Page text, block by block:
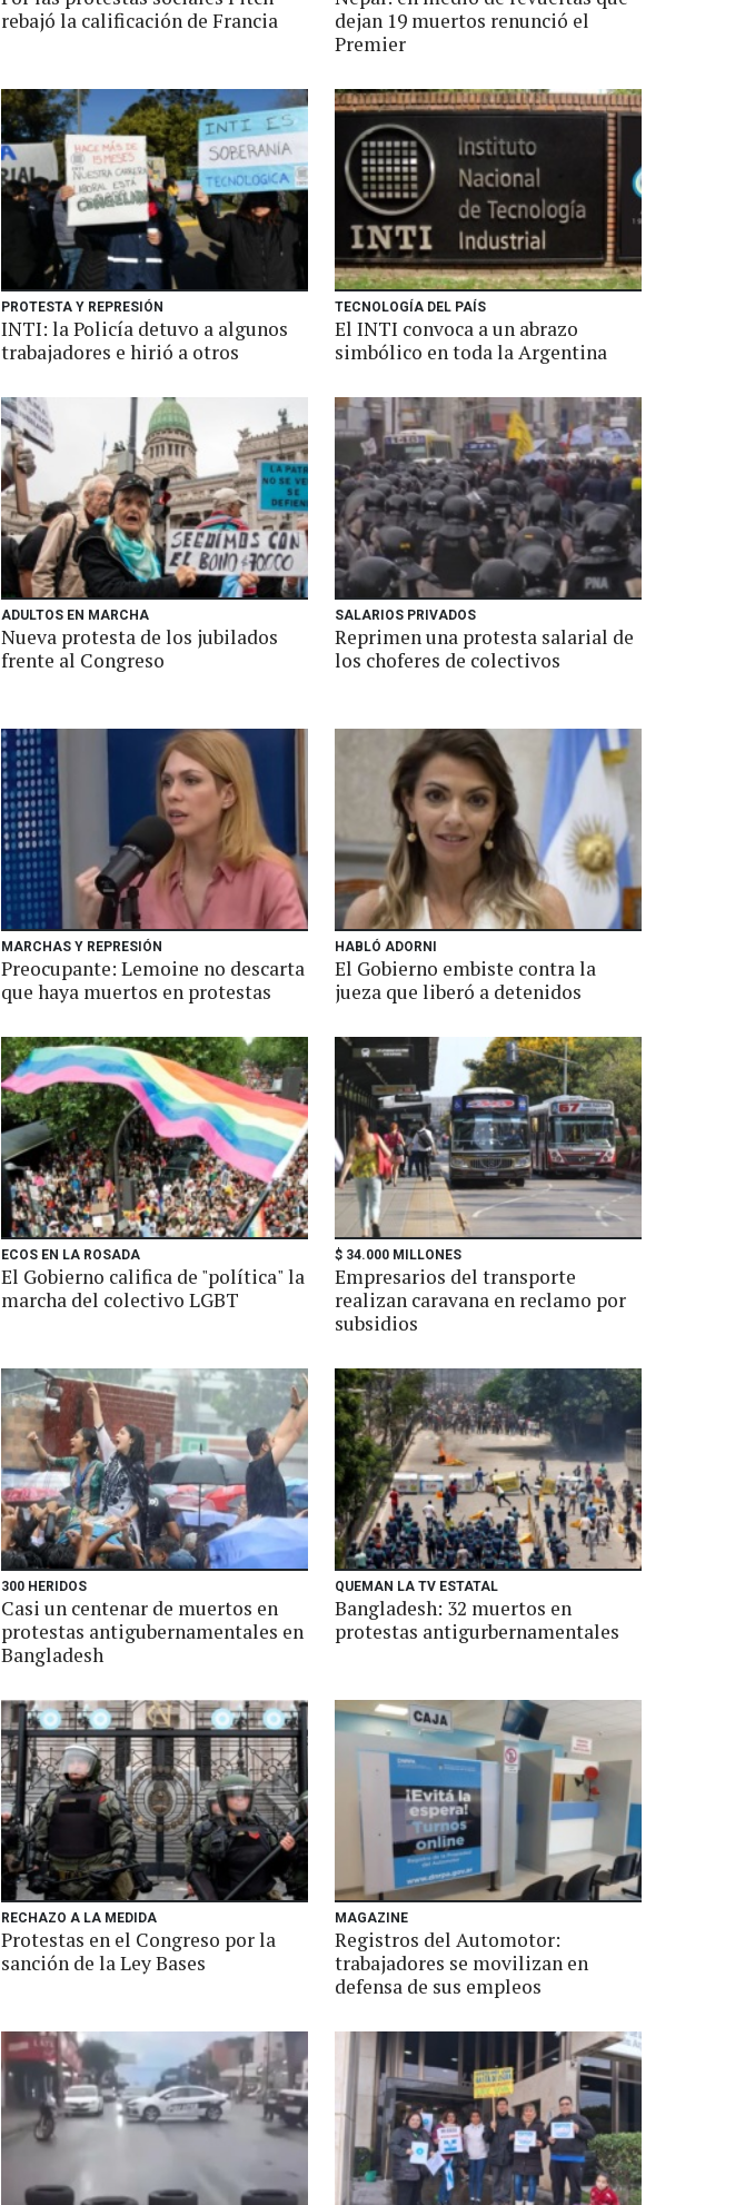
rebajó la calificación de Francia
dejan 19 muertos renunció el
Premier
PROTESTA Y REPRESIÓN
INTI: la Policía detuvo a algunos
trabajadores e hirió a otros
TECNOLOGÍA DEL PAÍS
El INTI convoca a un abrazo
simbólico en toda la Argentina
ADULTOS EN MARCHA
Nueva protesta de los jubilados
frente al Congreso
SALARIOS PRIVADOS
Reprimen una protesta salarial de
los choferes de colectivos
MARCHAS Y REPRESIÓN
Preocupante: Lemoine no descarta
que haya muertos en protestas
HABLÓ ADORNI
El Gobierno embiste contra la
jueza que liberó a detenidos
ECOS EN LA ROSADA
El Gobierno califica de "política" la
marcha del colectivo LGBT
$ 34.000 MILLONES
Empresarios del transporte
realizan caravana en reclamo por
subsidios
300 HERIDOS
Casi un centenar de muertos en
protestas antigubernamentales en
Bangladesh
QUEMAN LA TV ESTATAL
Bangladesh: 32 muertos en
protestas antigurbernamentales
RECHAZO A LA MEDIDA
Protestas en el Congreso por la
sanción de la Ley Bases
MAGAZINE
Registros del Automotor:
trabajadores se movilizan en
defensa de sus empleos